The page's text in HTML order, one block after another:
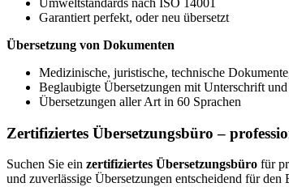
Garantiert perfekt, oder neu übersetzt
Übersetzung von Dokumenten
Medizinische, juristische, technische
Beglaubigte Übersetzungen mit Unterschrift und
Übersetzungen aller Art in 60 Sprachen
Zertifiziertes Übersetzungsbüro –
Suchen Sie ein zertifiziertes Übersetzungsbüro für
und zuverlässige Übersetzungen entscheidend für